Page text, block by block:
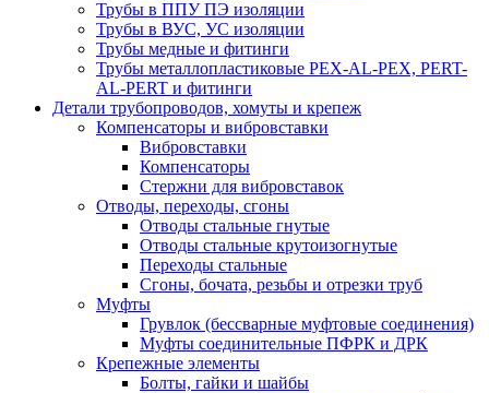
Трубы в ППУ ПЭ изоляции
Трубы в ВУС, УС изоляции
Трубы медные и фитинги
Трубы металлопластиковые PEX-AL-PEX, PERT-
AL-PERT и фитинги
Детали трубопроводов, хомуты и крепеж
Компенсаторы и вибровставки
Вибровставки
Компенсаторы
Стержни для вибровставок
Отводы, переходы, сгоны
Отводы стальные гнутые
Отводы стальные крутоизогнутые
Переходы стальные
Сгоны, бочата, резьбы и отрезки труб
Муфты
Грувлок (бессварные муфтовые соединения)
Муфты соединительные ПФРК и ДРК
Крепежные элементы
Болты, гайки и шайбы